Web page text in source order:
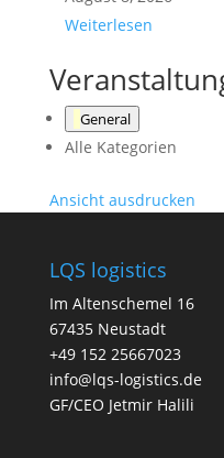
Weiterlesen
General
Alle Kategorien
Ansichtausdrucken
LQS logistics
Im Altenschemel 16
67435 Neustadt
+49 152 25667023
info@lqs-logistics.de
GF/CEO Jetmir Halili